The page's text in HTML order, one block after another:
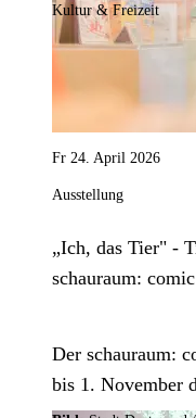
Kultur & Freizeit
Fr 24. April 2026
Ausstellung
„Ich, das Tier" -
schauraum:
Der schauraum:
bis 1. November